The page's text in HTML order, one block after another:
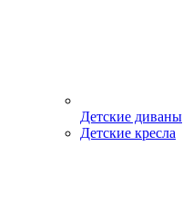
Детские диваны
Детские кресла